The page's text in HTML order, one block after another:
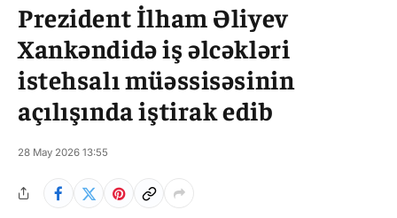
Prezident İlham Əliyev
Xankəndidə iş əlcəkləri
istehsalı müəssisəsinin
açılışında iştirak edib
28 May 2026 13:55